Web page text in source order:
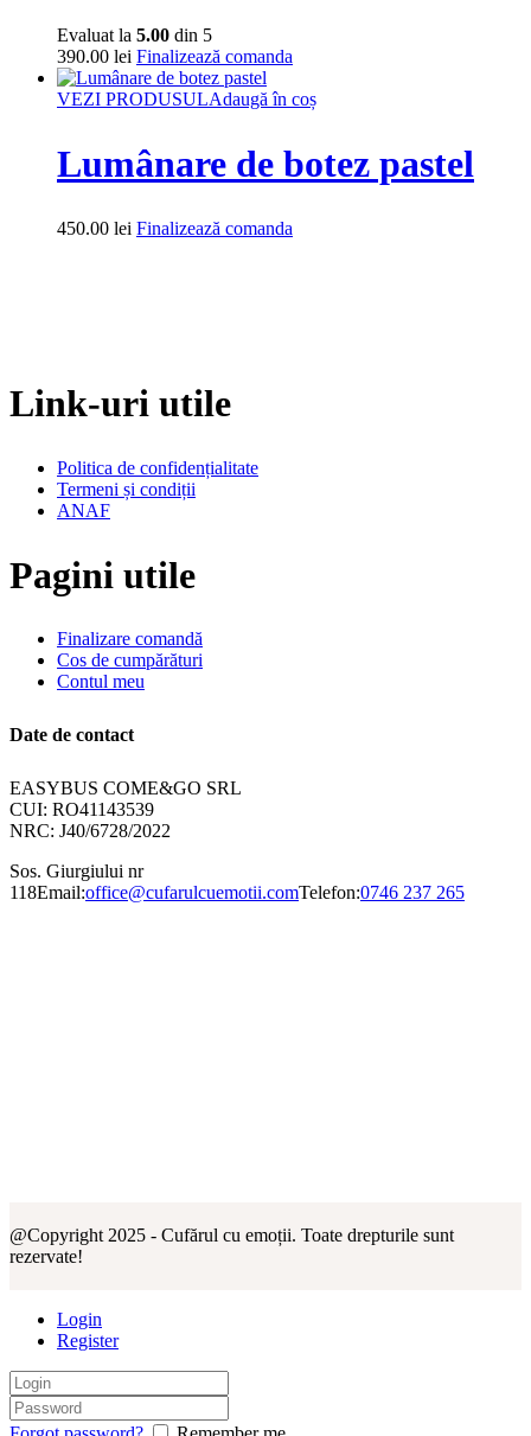
Evaluat la 5.00 din 5
390.00 lei Finalizează comanda
VEZI PRODUSULAdaugă în coș
Lumânare de botez pastel
450.00 lei Finalizează comanda
Link-uri utile
Politica de confidențialitate
Termeni și condiții
ANAF
Pagini utile
Finalizare comandă
Cos de cumpărături
Contul meu
Date de contact
EASYBUS COME&GO SRL
CUI: RO41143539
NRC: J40/6728/2022
Sos. Giurgiului nr
118Email:office@cufarulcuemotii.comTelefon:0746 237 265
@Copyright 2025 - Cufărul cu emoții. Toate drepturile sunt
rezervate!
Login
Register